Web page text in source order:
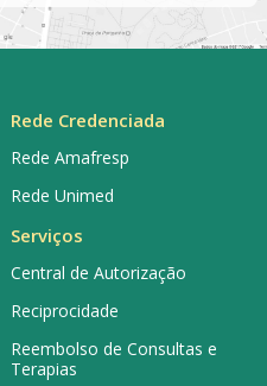
Rede Credenciada
Rede Amafresp
Rede Unimed
Serviços
Central de Autorização
Reciprocidade
Reembolso de Consultas e
Terapias